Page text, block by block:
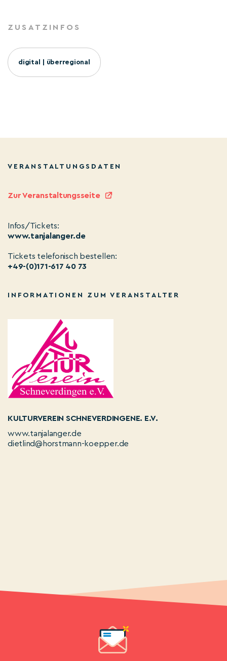
ZUSATZINFOS
digital | überregional
VERANSTALTUNGSDATEN
Zur Veranstaltungsseite
Infos/Tickets:
www.tanjalanger.de
Tickets telefonisch bestellen:
+49-(0)171-617 40 73
INFORMATIONEN ZUM VERANSTALTER
KULTURVEREIN SCHNEVERDINGENE. E.V.
www.tanjalanger.de
dietlind@horstmann-koepper.de